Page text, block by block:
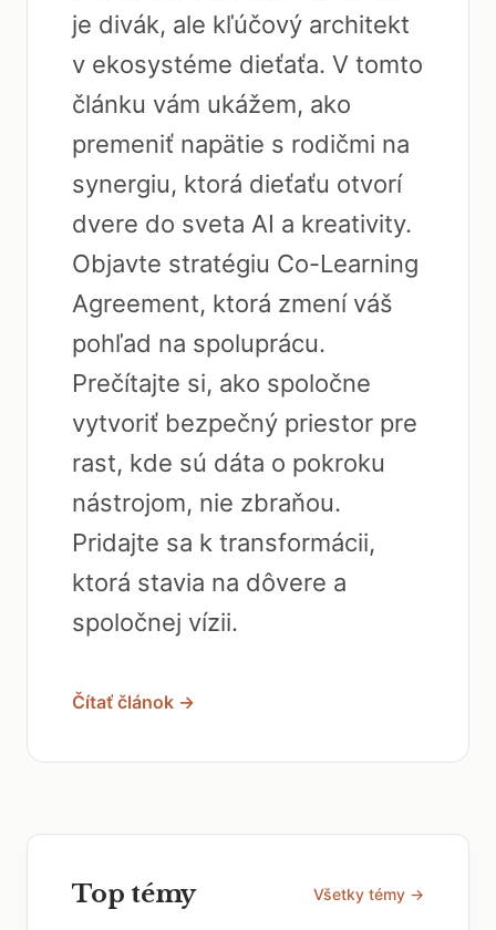
je divák, ale kľúčový architekt
v ekosystéme dieťaťa. V tomto
článku vám ukážem, ako
premeniť napätie s rodičmi na
synergiu, ktorá dieťaťu otvorí
dvere do sveta AI a kreativity.
Objavte stratégiu Co-Learning
Agreement, ktorá zmení váš
pohľad na spoluprácu.
Prečítajte si, ako spoločne
vytvoriť bezpečný priestor pre
rast, kde sú dáta o pokroku
nástrojom, nie zbraňou.
Pridajte sa k transformácii,
ktorá stavia na dôvere a
spoločnej vízii.
Čítať článok →
Top témy Všetky témy →